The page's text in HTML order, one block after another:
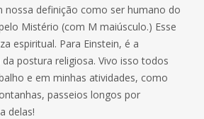
nossa definição como ser humano do
Mistério (com M maiúsculo.) Esse
espiritual. Para Einstein, é a
postura religiosa. Vivo isso todos
e em minhas atividades, como
passeios longos por
delas!